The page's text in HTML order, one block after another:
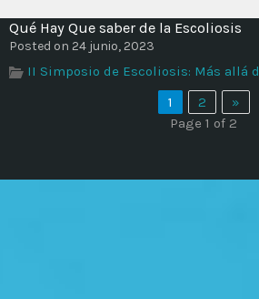
Qué Hay Que saber de la Escoliosis
Posted on 24 junio, 2023
II Simposio de Escoliosis: Más allá
1
2
»
Page 1 of 2